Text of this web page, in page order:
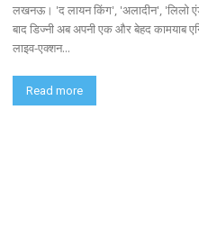
लखनऊ। 'द लायन किंग', 'अलादीन', 'लिलो
बाद डिज्नी अब अपनी एक और बेहद कामयाब
लाइव-एक्शन...
Read more